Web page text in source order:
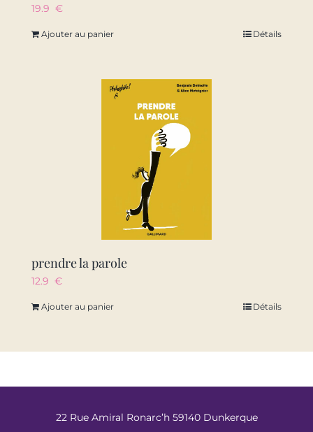
19.9 €
Ajouter au panier Détails
prendre la parole
12.9 €
Ajouter au panier Détails
22 Rue Amiral Ronarc’h 59140 Dunkerque